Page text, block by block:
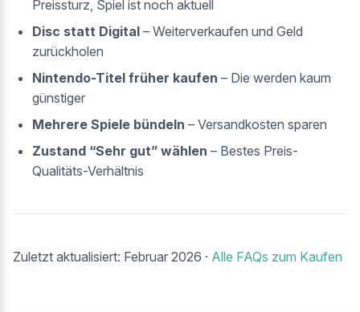
Preissturz, Spiel ist noch aktuell
Disc statt Digital – Weiterverkaufen und Geld
zurückholen
Nintendo-Titel früher kaufen – Die werden kaum
günstiger
Mehrere Spiele bündeln – Versandkosten sparen
Zustand “Sehr gut” wählen – Bestes Preis-
Qualitäts-Verhältnis
Zuletzt aktualisiert: Februar 2026 · Alle FAQs zum Kaufen